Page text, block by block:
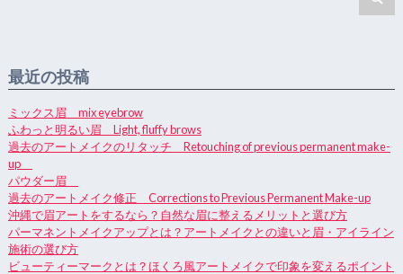
最近の投稿
ミックス眉 mix eyebrow
ふわっと明るい眉 Light, fluffy brows
過去のアートメイクのリタッチ Retouching of previous permanent make-
up
パウダー眉
過去のアートメイク修正 Corrections to Previous Permanent Make-up
沖縄で眉アートをするなら？自然な眉に整えるメリットと選び方
パーマネントメイクアップとは？アートメイクとの違いと眉・アイライン
施術の選び方
ビューティーマークとは？ほくろ風アートメイクで印象を変えるポイント